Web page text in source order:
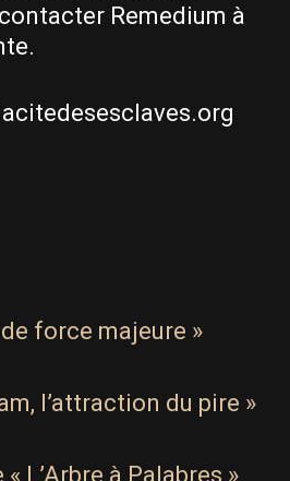
Remedium à
force majeure »
l’attraction du pire »
L’Arbre à Palabres »